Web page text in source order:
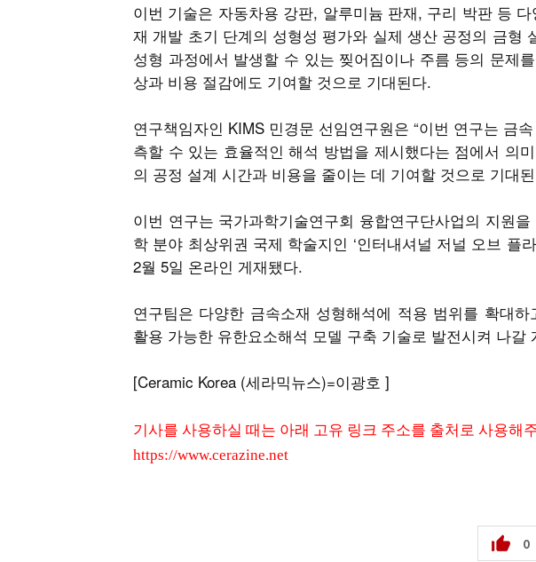
이번 기술은 자동차용 강판, 알루미늄 판재, 구리 박판 등
재 개발 초기 단계의 성형성 평가와 실제 생산 공정의 금형
성형 과정에서 발생할 수 있는 찢어짐이나 주름 등의 문제
상과 비용 절감에도 기여할 것으로 기대된다.
연구책임자인 KIMS 민경문 선임연구원은 “이번 연구는 금
측할 수 있는 효율적인 해석 방법을 제시했다는 점에서 의
의 공정 설계 시간과 비용을 줄이는 데 기여할 것으로 기대
이번 연구는 국가과학기술연구회 융합연구단사업의 지원
학 분야 최상위권 국제 학술지인 ‘인터내셔널 저널 오브 플
2월 5일 온라인 게재됐다.
연구팀은 다양한 금속소재 성형해석에 적용 범위를 확대
활용 가능한 유한요소해석 모델 구축 기술로 발전시켜 나갈
[Ceramic Korea (세라믹뉴스)=이광호 ]
기사를 사용하실 때는 아래 고유 링크 주소를 출처로 사용해
https://www.cerazine.net
0